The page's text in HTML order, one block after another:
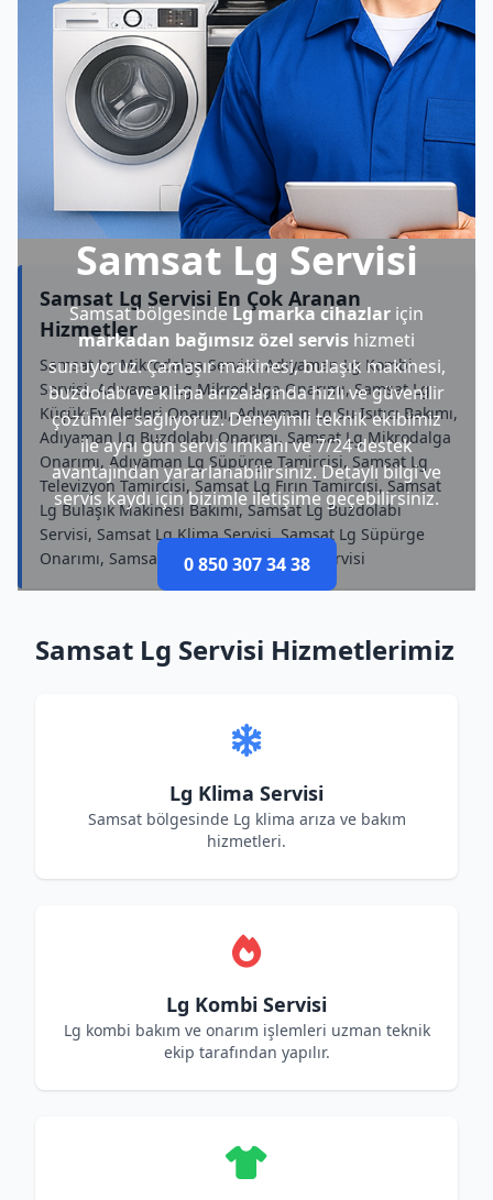
Samsat Lg Servisi
Samsat bölgesindeLg marka cihazlar için
markadan bağımsız özel servis hizmeti
sunuyoruz. Çamaşır makinesi, bulaşık makinesi,
buzdolabı ve klima arızalarında hızlı ve güvenilir
çözümler sağlıyoruz. Deneyimli teknik ekibimiz
ile aynı gün servis imkânı ve 7/24 destek
avantajından yararlanabilirsiniz. Detaylı bilgi ve
servis kaydı için bizimle iletişime geçebilirsiniz.
0 850 307 34 38
Samsat Lg Servisi En Çok Aranan
Hizmetler
Samsat Lg Mikrodalga Servisi, Adıyaman Lg Kombi
Servisi, Adıyaman Lg Mikrodalga Onarımı, Samsat Lg
Küçük Ev Aletleri Onarımı, Adıyaman Lg Su Isıtıcı Bakımı,
Adıyaman Lg Buzdolabı Onarımı, Samsat Lg Mikrodalga
Onarımı, Adıyaman Lg Süpürge Tamircisi, Samsat Lg
Televizyon Tamircisi, Samsat Lg Fırın Tamircisi, Samsat
Lg Bulaşık Makinesi Bakımı, Samsat Lg Buzdolabı
Servisi, Samsat Lg Klima Servisi, Samsat Lg Süpürge
Onarımı, Samsat Lg Küçük Ev Aletleri Servisi
Samsat Lg Servisi Hizmetlerimiz
Lg Klima Servisi
Samsat bölgesinde Lg klima arıza ve bakım
hizmetleri.
Lg Kombi Servisi
Lg kombi bakım ve onarım işlemleri uzman teknik
ekip tarafından yapılır.